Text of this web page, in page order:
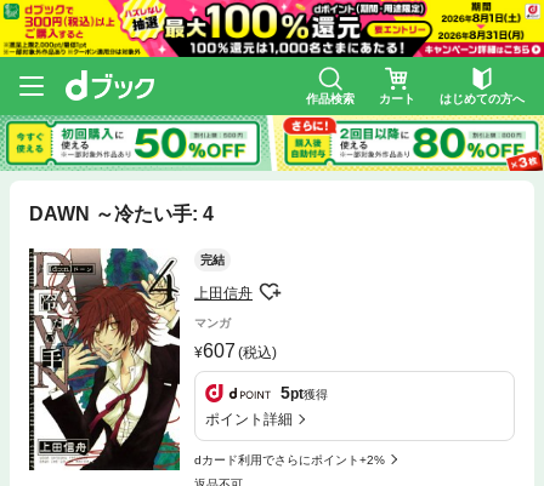
作品検索 カート はじめての方へ
DAWN ～冷たい手: 4
完結
上田信舟
マンガ
607 (税込)
5pt獲得
ポイント詳細
dカード利用でさらにポイント+2%